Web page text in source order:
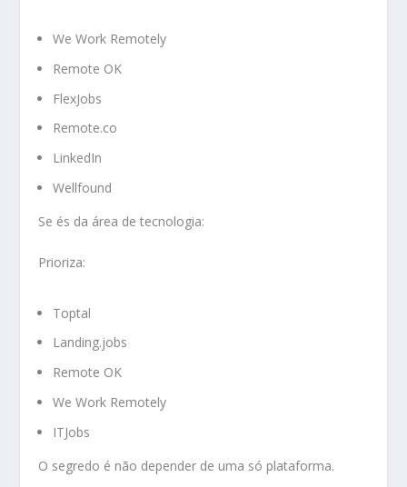
We Work Remotely
Remote OK
FlexJobs
Remote.co
LinkedIn
Wellfound
Se és da área de tecnologia:
Prioriza:
Toptal
Landing.jobs
Remote OK
We Work Remotely
ITJobs
O segredo é não depender de uma só plataforma.